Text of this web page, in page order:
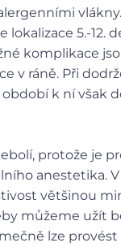
lokalizace 5.-12.
komplikace
v ráně. Při
k ní však
protože je
anestetika.
většinou
můžeme užít
lze provést